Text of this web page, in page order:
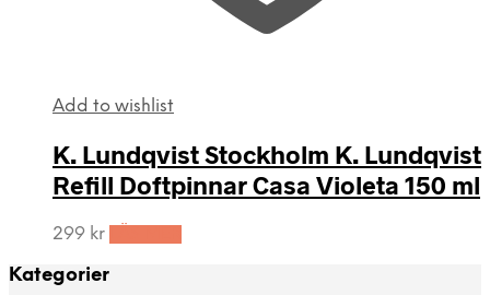
Add to wishlist
K. Lundqvist Stockholm K. Lundqvist
Refill Doftpinnar Casa Violeta 150 ml
299 kr
Kategorier